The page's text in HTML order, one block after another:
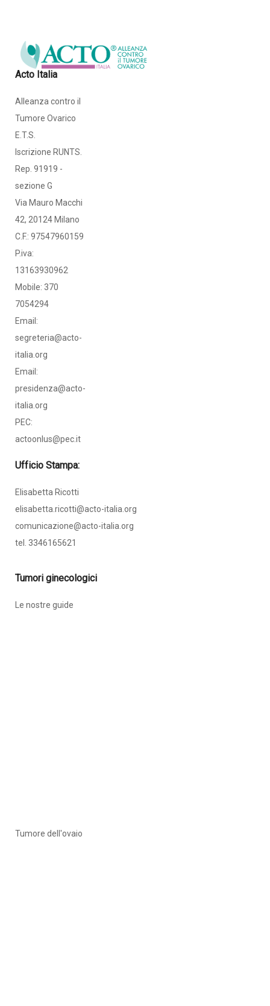
Acto Italia
Alleanza contro il
Tumore Ovarico
E.T.S.
Iscrizione RUNTS.
Rep. 91919 -
sezione G
Via Mauro Macchi
42, 20124 Milano
C.F.: 97547960159
P.iva:
13163930962
Mobile: 370
7054294
Email:
segreteria@acto-
italia.org
Email:
presidenza@acto-
italia.org
PEC:
actoonlus@pec.it
Ufficio Stampa:
Elisabetta Ricotti
elisabetta.ricotti@acto-italia.org
comunicazione@acto-italia.org
tel. 3346165621
Tumori ginecologici
Le nostre guide
Tumore dell'ovaio